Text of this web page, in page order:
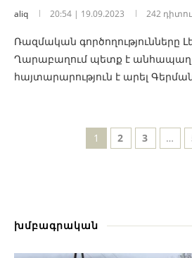
aliq 20:54 | 19.09.2023 242
Ռազմական գործողությունները
Ղարաբաղում պետք է անհապաղ
հայտարարություն է արել
1 2 3 …
խմբագրական